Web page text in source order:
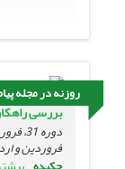
روزنه در مجله
بررسی
فروردین و